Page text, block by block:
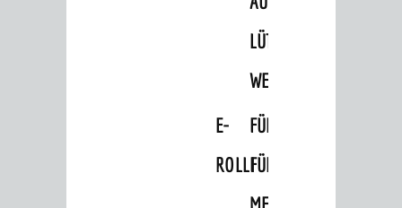
LÜTZELSACHSEN'S
WEGEN
E-
ROLLI
FÜHRUNGEN
FÜR
Broschüren und Infomaterial